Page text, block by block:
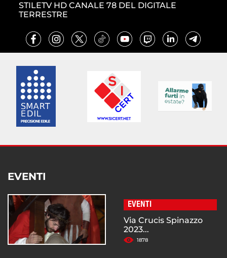
STILETV HD CANALE 78 DEL DIGITALE
TERRESTRE
EVENTI
EVENTI
Via Crucis Spinazzo
2023...
1878